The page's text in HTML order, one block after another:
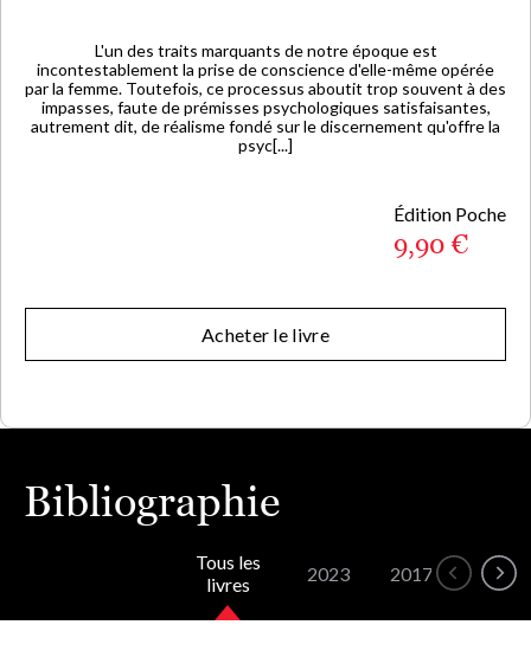
L'un des traits marquants de notre époque est
incontestablement la prise de conscience d'elle-même opérée
par la femme. Toutefois, ce processus aboutit trop souvent à des
impasses, faute de prémisses psychologiques satisfaisantes,
autrement dit, de réalisme fondé sur le discernement qu'offre la
psyc[...]
Édition Poche
9,90 €
Acheter le livre
Bibliographie
Tous les
livres
2023 2017 2013